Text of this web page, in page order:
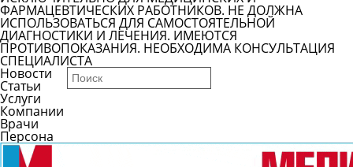
ФАРМАЦЕВТИЧЕСКИХ РАБОТНИКОВ. НЕ ДОЛЖНА
ИСПОЛЬЗОВАТЬСЯ ДЛЯ САМОСТОЯТЕЛЬНОЙ
ДИАГНОСТИКИ И ЛЕЧЕНИЯ. ИМЕЮТСЯ
ПРОТИВОПОКАЗАНИЯ. НЕОБХОДИМА КОНСУЛЬТАЦИЯ
СПЕЦИАЛИСТА
Новости
Статьи
Услуги
Компании
Врачи
Персона